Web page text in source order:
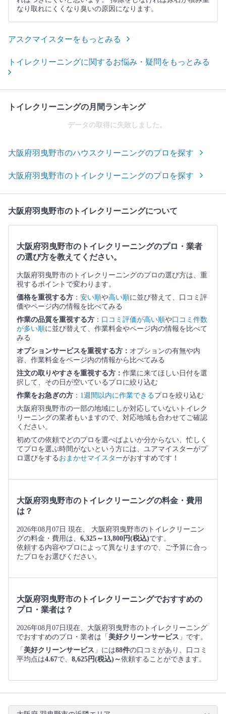
なり取れにくくなり臭いの原因になります。
アスクマイスターをもっとみる
トイレクリーニングに関するお悩み・疑問をもっとみる
トイレクリーニングの月間ランキング
データの取得に失敗しました。
大阪府羽曳野市のハウスクリーニングのプロを探す
大阪府羽曳野市のトイレクリーニングのプロを探す
大阪府羽曳野市のトイレクリーニングについて
大阪府羽曳野市のトイレクリーニングのプロ・業者
の選び方を教えてください。
大阪府羽曳野市のトイレクリーニングのプロの選び方は、重
視するポイントで変わります。
価格を重視する方 ： 安い順や高い順に並び替えて、口コミ評
価やページ内の情報を比べてみる
作業の品質を重視する方 ： 口コミ評価が高い順や口コミ件数
が多い順に並び替えて、作業料金やページ内の情報を比べて
みる
オプションサービスを重視する方： オプションの有無や内
容、作業料金をページ内の情報から比べてみる
注文の取りやすさを重視する方： 作業に来てほしい日付を選
択して、その日が空いているプロに絞り込む
作業をお急ぎの方 ： 1週間以内に作業できるプロを絞り込む
大阪府羽曳野市の一部の地域にしか対応していないトイレク
リーニングの業者もいますので、対応地域も合わせてご確認
ください。
初めての依頼でどのプロを選べばよいか分からない、忙しく
てプロを選ぶ時間がないという方には、ユアマイスターがプ
ロ選びをする おまかせマイスターがおすすめです！
大阪府羽曳野市のトイレクリーニングの料金・費用
は？
2026年08月07日 現在、 大阪府羽曳野市のトイレクリーニン
グの料金・費用は、 6,325～13,800円(税込)です。
依頼する内容やプロによって異なりますので、ご予算に合っ
たプロをお選びください。
大阪府羽曳野市のトイレクリーニングでおすすめの
プロ・業者は？
2026年08月07日現在、大阪府羽曳野市のトイレクリーニング
でおすすめのプロ・業者は「 美好クリーンサービス 」です。
「 美好クリーンサービス 」には88件の口コミがあり、口コミ
平均点は4.67で、 8,625円(税込)～依頼することができます。